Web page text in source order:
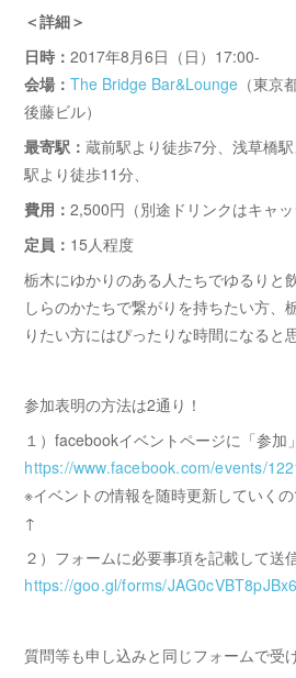
＜詳細＞
日時：2017年8月6日（日）17:00-
会場：The Bridge Bar&Lounge （東
後藤ビル）
最寄駅：蔵前駅より徒歩7分、浅草橋
駅より徒歩11分、
費用：2,500円（別途ドリンクはキャッ
定員： 15人程度
栃木にゆかりのある人たちでゆるりと
しらのかたちで繋がりを持ちたい方、
りたい方にはぴったりな時間になると
参加表明の方法は2通り！
１）facebookイベントページに「参加
https://www.facebook.com/events/
※イベントの情報を随時更新していく
↑
２）フォームに必要事項を記載して送
https://goo.gl/forms/
質問等も申し込みと同じフォームで受